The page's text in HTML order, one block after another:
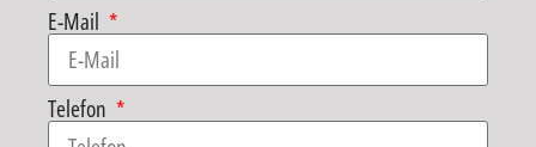
E-Mail
Telefon